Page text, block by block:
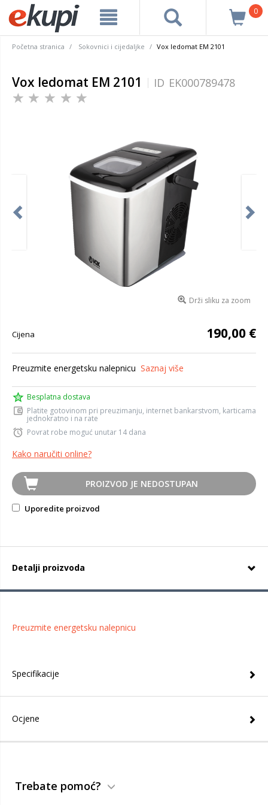
0
Početna stranica Sokovnici i cijedaljke Vox ledomat EM 2101
Vox ledomat EM 2101 ID EK000789478
Drži sliku za zoom
Cijena 190,00 €
Preuzmite energetsku nalepnicu Saznaj više
Besplatna dostava
Platite gotovinom pri preuzimanju, internet bankarstvom, karticama
jednokratno i na rate
Povrat robe moguć unutar 14 dana
Kako naručiti online?
PROIZVOD JE NEDOSTUPAN
Uporedite proizvod
Detalji proizvoda
Preuzmite energetsku nalepnicu
Specifikacije
Ocjene
Trebate pomoć?